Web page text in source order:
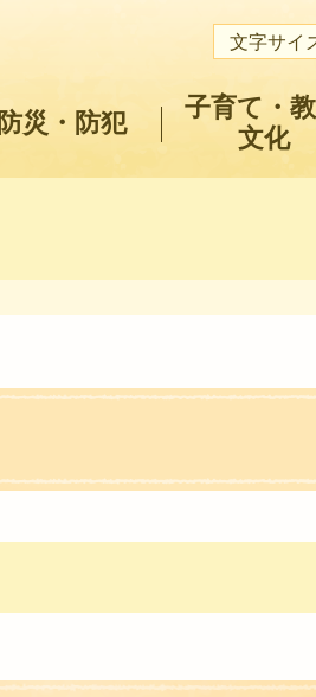
文字サイ
防災・防犯
子育て・
文化